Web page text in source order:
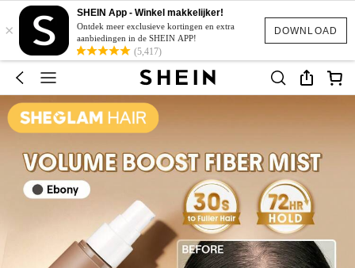
DOWNLOAD
×
SHEIN App - Winkel makkelijker!
Ontdek meer exclusieve kortingen en extra
aanbiedingen in de SHEIN APP!
(5,417)